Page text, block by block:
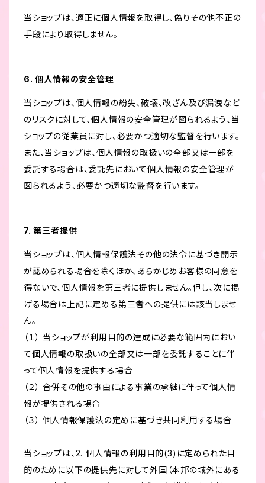
当ショップは、適正に個人情報を取得し、偽りその他不正の
手段により取得しません。
6. 個人情報の安全管理
当ショップは、個人情報の紛失、破壊、改ざん及び漏洩など
のリスクに対して、個人情報の安全管理が図られるよう、当
ショップの従業員に対し、必要かつ適切な監督を行います。
また、当ショップは、個人情報の取扱いの全部又は一部を
委託する場合は、委託先において個人情報の安全管理が
図られるよう、必要かつ適切な監督を行います。
7. 第三者提供
当ショップは、個人情報保護法その他の法令に基づき開示
が認められる場合を除くほか、あらかじめお客様の同意を
得ないで、個人情報を第三者に提供しません。但し、次に掲
げる場合は上記に定める第三者への提供には該当しませ
ん。
（１） 当ショップが利用目的の達成に必要な範囲内におい
て個人情報の取扱いの全部又は一部を委託することに伴
って個人情報を提供する場合
（２） 合併その他の事由による事業の承継に伴って個人情
報が提供される場合
（３） 個人情報保護法の定めに基づき共同利用する場合
当ショップは、2. 個人情報の利用目的(3)に定められた目
的のために以下の提供先に対して外国（本邦の域外にある